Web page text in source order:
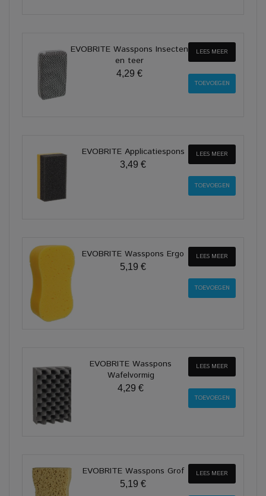
EVOBRITE Wasspons Insecten
en teer
4,29 €
LEES MEER
EVOBRITE Applicatiespons
3,49 €
LEES MEER
EVOBRITE Wasspons Ergo
5,19 €
LEES MEER
EVOBRITE Wasspons
Wafelvormig
4,29 €
LEES MEER
EVOBRITE Wasspons Grof
5,19 €
LEES MEER